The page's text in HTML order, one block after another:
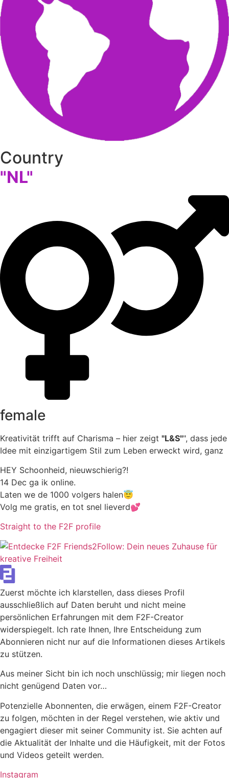
Country
"NL"
female
Kreativität trifft auf Charisma – hier zeigt "L&S"", dass jede
Idee mit einzigartigem Stil zum Leben erweckt wird, ganz
HEY Schoonheid, nieuwschierig?!
14 Dec ga ik online.
Laten we de 1000 volgers halen😇
Volg me gratis, en tot snel lieverd💕
Straight to the F2F profile
Zuerst möchte ich klarstellen, dass dieses Profil
ausschließlich auf Daten beruht und nicht meine
persönlichen Erfahrungen mit dem F2F-Creator
widerspiegelt. Ich rate Ihnen, Ihre Entscheidung zum
Abonnieren nicht nur auf die Informationen dieses Artikels
zu stützen.
Aus meiner Sicht bin ich noch unschlüssig; mir liegen noch
nicht genügend Daten vor…
Potenzielle Abonnenten, die erwägen, einem F2F-Creator
zu folgen, möchten in der Regel verstehen, wie aktiv und
engagiert dieser mit seiner Community ist. Sie achten auf
die Aktualität der Inhalte und die Häufigkeit, mit der Fotos
und Videos geteilt werden.
Instagram